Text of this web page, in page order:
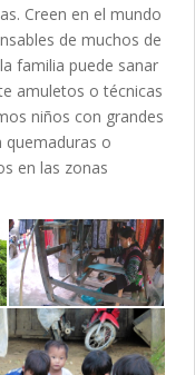
Creen en el mundo
de muchos de
familia puede sanar
amuletos o técnicas
niños con grandes
o
en las zonas